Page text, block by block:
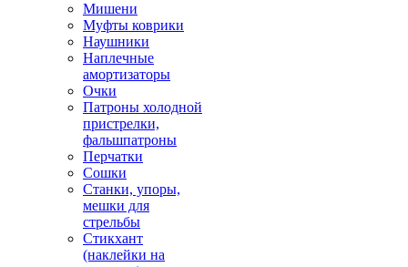
Мишени
Муфты коврики
Наушники
Наплечные
амортизаторы
Очки
Патроны холодной
пристрелки,
фальшпатроны
Перчатки
Сошки
Станки, упоры,
мешки для
стрельбы
Стикхант
(наклейки на